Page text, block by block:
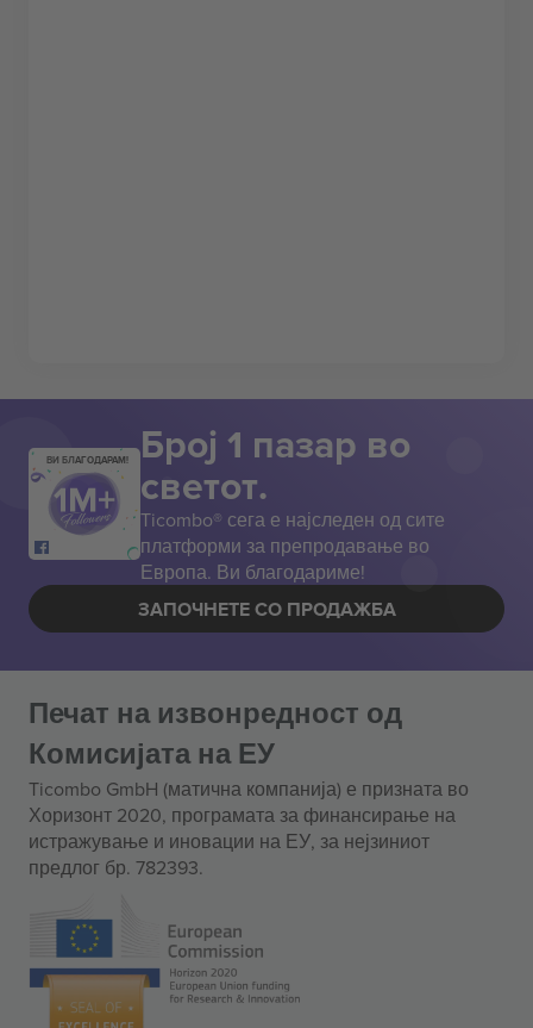
ВИ БЛАГОДАРАМ! Број 1 пазар во
светот.
Ticombo® сега е најследен од сите
платформи за препродавање во
Европа. Ви благодариме!
ЗАПОЧНЕТЕ СО ПРОДАЖБА
Печат на извонредност од
Комисијата на ЕУ
Ticombo GmbH (матична компанија) е призната во
Хоризонт 2020, програмата за финансирање на
истражување и иновации на ЕУ, за нејзиниот
предлог бр. 782393.